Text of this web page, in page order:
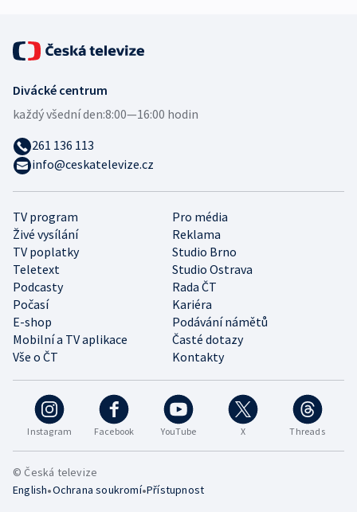
Instagram Facebook YouTube X Threads
TV program
Pro média
Živé vysílání
Reklama
TV poplatky
Studio Brno
Teletext
Studio Ostrava
Podcasty
Rada ČT
Počasí
Kariéra
E-shop
Podávání námětů
Mobilní a TV aplikace
Časté dotazy
Vše o ČT
Kontakty
Divácké centrum
každý všední den:8:00—16:00 hodin
261 136 113
info@ceskatelevize.cz
© Česká televize
English•Ochrana soukromí•Přístupnost